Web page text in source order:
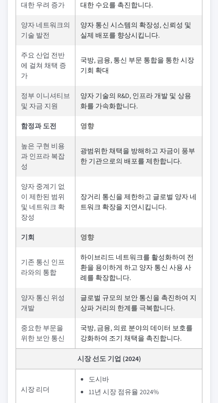
대한 우려 증가
대한 수요를 촉진합니다.
양자 네트워크의
기술 발전
양자 통신 시스템의 확장성, 신뢰성 및
실제 배포를 향상시킵니다.
주요 산업 전반
에 걸쳐 채택 증
가
국방, 금융, 통신 부문 통합을 통한 시장
기회 확대
정부 이니셔티브
및 자금 지원
양자 기술의 R&D, 인프라 개발 및 상용
화를 가속화합니다.
함정과 도전 영향
높은 구현 비용
과 인프라 복잡
성
광범위한 채택을 방해하고 자금이 풍부
한 기관으로의 배포를 제한합니다.
양자 중계기 없
이 제한된 범위
및 네트워크 확
장성
장거리 통신을 제한하고 글로벌 양자 네
트워크 확장을 지연시킵니다.
기회 영향
기존 통신 인프
라와의 통합
하이브리드 네트워크를 활성화하여 전
환을 용이하게 하고 양자 통신 사용 사
례를 확장합니다.
양자 통신 위성
개발
글로벌 규모의 보안 통신을 촉진하여 지
상파 거리의 한계를 극복합니다.
중요한 부문을
위한 보안 통신
국방, 금융, 의료 분야의 데이터 보호를
강화하여 조기 채택을 촉진합니다.
시장 선도 기업 (2024)
시장 리더
도시바
11년 시장 점유율 2024%